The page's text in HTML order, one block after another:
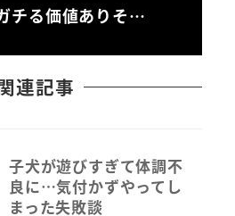
チる価値ありそ…
連記事
子犬が遊びすぎて体調不
良に…気付かずやってし
まった失敗談